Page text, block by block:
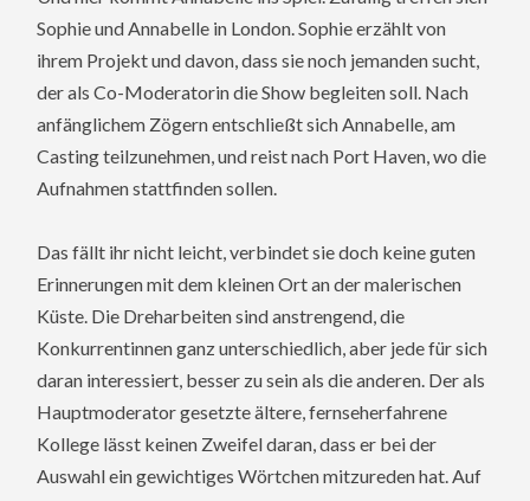
Sophie und Annabelle in London. Sophie erzählt von
ihrem Projekt und davon, dass sie noch jemanden sucht,
der als Co-Moderatorin die Show begleiten soll. Nach
anfänglichem Zögern entschließt sich Annabelle, am
Casting teilzunehmen, und reist nach Port Haven, wo die
Aufnahmen stattfinden sollen.
Das fällt ihr nicht leicht, verbindet sie doch keine guten
Erinnerungen mit dem kleinen Ort an der malerischen
Küste. Die Dreharbeiten sind anstrengend, die
Konkurrentinnen ganz unterschiedlich, aber jede für sich
daran interessiert, besser zu sein als die anderen. Der als
Hauptmoderator gesetzte ältere, fernseherfahrene
Kollege lässt keinen Zweifel daran, dass er bei der
Auswahl ein gewichtiges Wörtchen mitzureden hat. Auf